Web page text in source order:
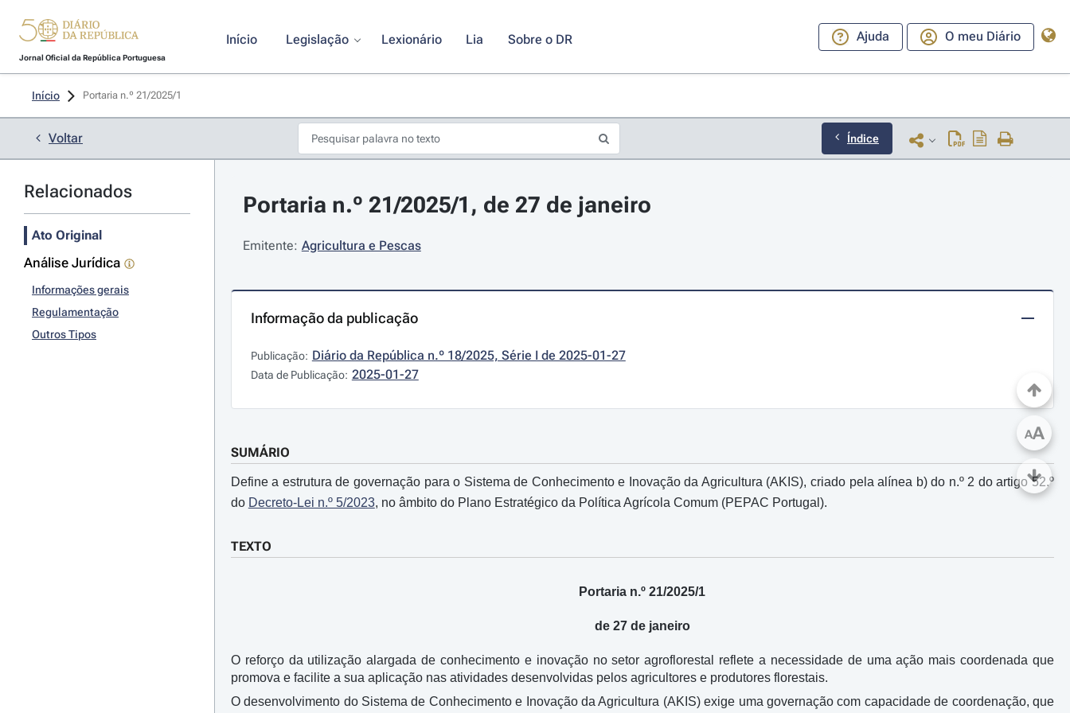
Jornal Oficial da República Portuguesa
Início Legislação Lexionário Lia Sobre o DR Ajuda O meu Diário
Início Portaria n.º 21/2025/1
Voltar Índice
Relacionados
Ato Original
Análise Jurídica
Informações gerais
Regulamentação
Outros Tipos
Portaria n.º 21/2025/1, de 27 de janeiro
Emitente: Agricultura e Pescas
Informação da publicação
Publicação: Diário da República n.º 18/2025, Série I de 2025-01-27
Data de Publicação: 2025-01-27
SUMÁRIO
Define a estrutura de governação para o Sistema de Conhecimento e Inovação da Agricultura (AKIS), criado pela alínea b) do n.º 2 do artigo 52.º
do Decreto-Lei n.º 5/2023, no âmbito do Plano Estratégico da Política Agrícola Comum (PEPAC Portugal).
TEXTO
Portaria n.º 21/2025/1
de 27 de janeiro
O reforço da utilização alargada de conhecimento e inovação no setor agroflorestal reflete a necessidade de uma ação mais coordenada que
promova e facilite a sua aplicação nas atividades desenvolvidas pelos agricultores e produtores florestais.
O desenvolvimento do Sistema de Conhecimento e Inovação da Agricultura (AKIS) exige uma governação com capacidade de coordenação, que
AA